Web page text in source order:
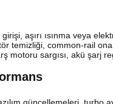
aşırı ısınma veya
temizliği, common-rail
motoru sargısı, akü şarj